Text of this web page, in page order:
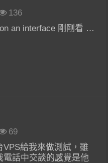
136
an interface 剛剛看 …
69
給我來做測試，雖
電話中交談的感覺是他